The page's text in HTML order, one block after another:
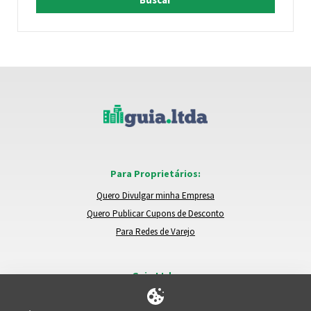
Para Proprietários:
Quero Divulgar minha Empresa
Quero Publicar Cupons de Desconto
Para Redes de Varejo
Guia.Ltda:
Locais e Empresas